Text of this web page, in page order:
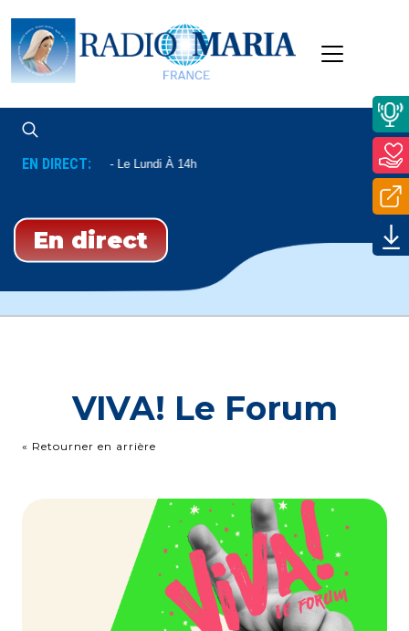
EN DIRECT:
Communautés Le Lundi À 14h
En direct
VIVA! Le Forum
« Retourner en arrière